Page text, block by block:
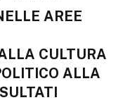
AREE
CULTURA
ALLA